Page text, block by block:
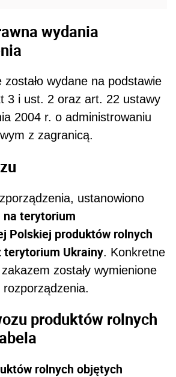
wydania
zostało wydane na podstawie
3 i ust. 2 oraz art. 22 ustawy
2004 r. o administrowaniu
z zagranicą.
ustanowiono
na terytorium
Polskiej produktów rolnych
terytorium Ukrainy. Konkretne
zostały wymienione
rozporządzenia.
produktów rolnych
rolnych objętych